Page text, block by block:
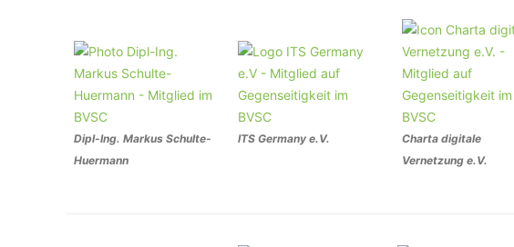
Dipl-Ing. Markus Schulte-
Huermann
ITS Germany e.V.
Charta digitale
Vernetzung e.V.